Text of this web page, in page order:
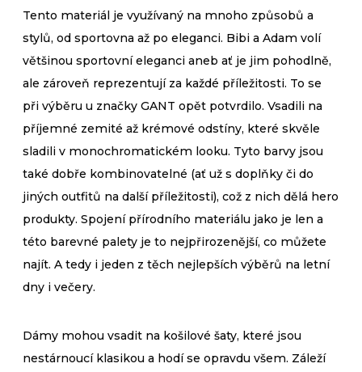
Tento materiál je využívaný na mnoho způsobů a
stylů, od sportovna až po eleganci. Bibi a Adam volí
většinou sportovní eleganci aneb ať je jim pohodlně,
ale zároveň reprezentují za každé příležitosti. To se
při výběru u značky GANT opět potvrdilo. Vsadili na
příjemné zemité až krémové odstíny, které skvěle
sladili v monochromatickém looku. Tyto barvy jsou
také dobře kombinovatelné (ať už s doplňky či do
jiných outfitů na další příležitosti), což z nich dělá hero
produkty. Spojení přírodního materiálu jako je len a
této barevné palety je to nejpřirozenější, co můžete
najít. A tedy i jeden z těch nejlepších výběrů na letní
dny i večery.
Dámy mohou vsadit na košilové šaty, které jsou
nestárnoucí klasikou a hodí se opravdu všem. Záleží